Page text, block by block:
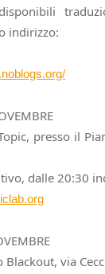
indirizzo:
presso il
dalle 20:30
E
Blackout, via